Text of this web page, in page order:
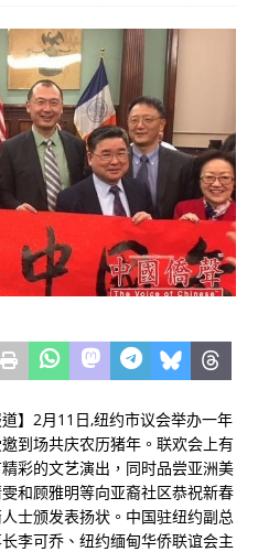
】2月11日,纽约市议会举办一年
到场共庆农历猪年。联欢会上有
彩的文艺演出，同时品尝亚洲美
和顾雅明等向亚裔社区恭祝新春
士颁发表扬状。中国驻纽约副总
李可乔、纽约缅甸华侨联谊会主